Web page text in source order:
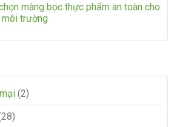
màng bọc thực phẩm an toàn cho
trường
(2)